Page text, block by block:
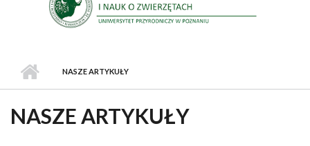
NASZE ARTYKUŁY
NASZE ARTYKUŁY